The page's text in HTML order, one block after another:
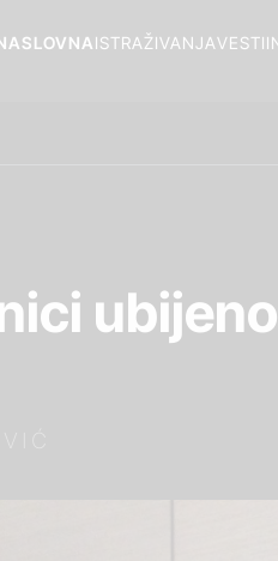
VESTI
ISTRAŽIVANJA